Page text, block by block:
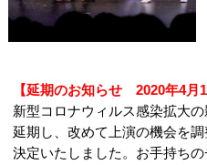
【延期のお知らせ 2020年4月
新型コロナウィルス感染拡大
延期し、改めて上演の機会を
決定いたしました。お手持ち